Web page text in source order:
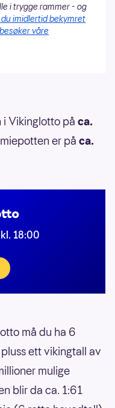
i trygge rammer - og
du imidlertid bekymret
våre
Vikinglotto på ca.
er på ca.
18:00
må du ha 6
ett vikingtall av
mulige
blir da ca. 1:61